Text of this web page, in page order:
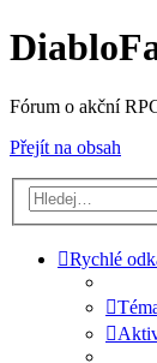
Fórum o akční
Přejít na obsah
Rychlé